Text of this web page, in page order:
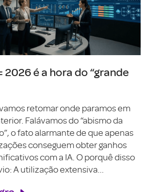
2026 é a hora do “grande
retomar onde paramos em
Falávamos do “abismo da
o fato alarmante de que apenas
conseguem obter ganhos
com a IA. O porquê disso
A utilização extensiva...